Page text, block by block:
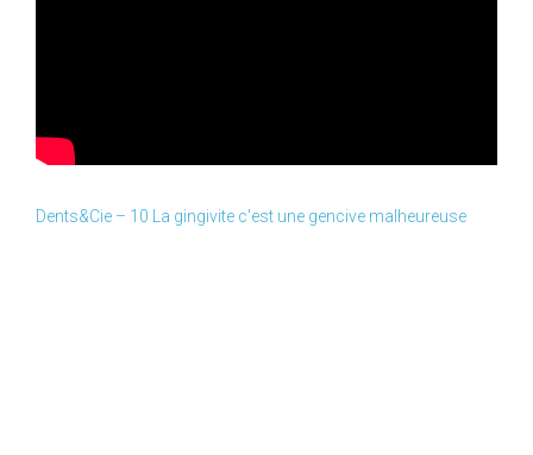
Dents&Cie – 10 La gingivite c'est une gencive malheureuse